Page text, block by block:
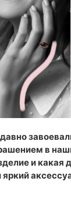
в
и
яркий